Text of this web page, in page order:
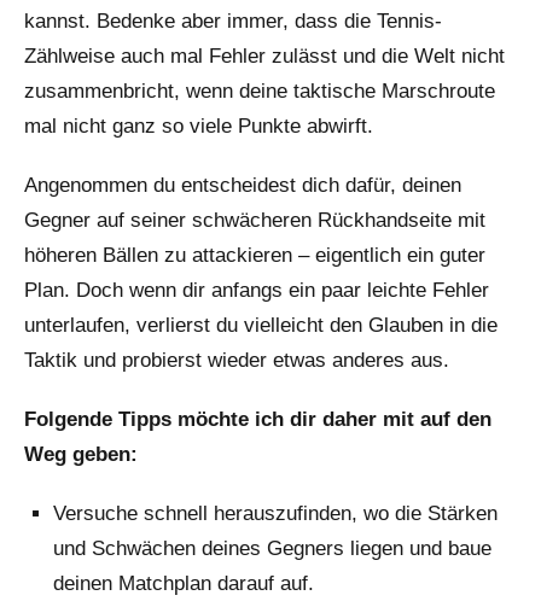
kannst. Bedenke aber immer, dass die Tennis-
Zählweise auch mal Fehler zulässt und die Welt nicht
zusammenbricht, wenn deine taktische Marschroute
mal nicht ganz so viele Punkte abwirft.
Angenommen du entscheidest dich dafür, deinen
Gegner auf seiner schwächeren Rückhandseite mit
höheren Bällen zu attackieren – eigentlich ein guter
Plan. Doch wenn dir anfangs ein paar leichte Fehler
unterlaufen, verlierst du vielleicht den Glauben in die
Taktik und probierst wieder etwas anderes aus.
Folgende Tipps möchte ich dir daher mit auf den
Weg geben:
Versuche schnell herauszufinden, wo die Stärken
und Schwächen deines Gegners liegen und baue
deinen Matchplan darauf auf.